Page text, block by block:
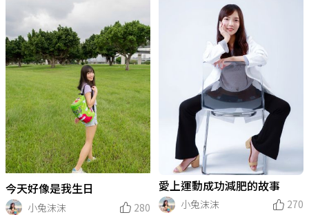
愛上運動成功減肥的故事
小兔沫沫
270
今天好像是我生日
小兔沫沫
280